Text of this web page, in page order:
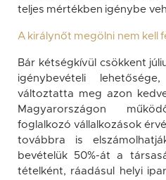
teljes mértékben igénybe
A királynőt megölni nem kell
Bár kétségkívül csökkent
igénybevételi
változtatta meg azon
Magyarországon
foglalkozó vállalkozások
továbbra is
bevételük 50%-át a
tételként, ráadásul helyi